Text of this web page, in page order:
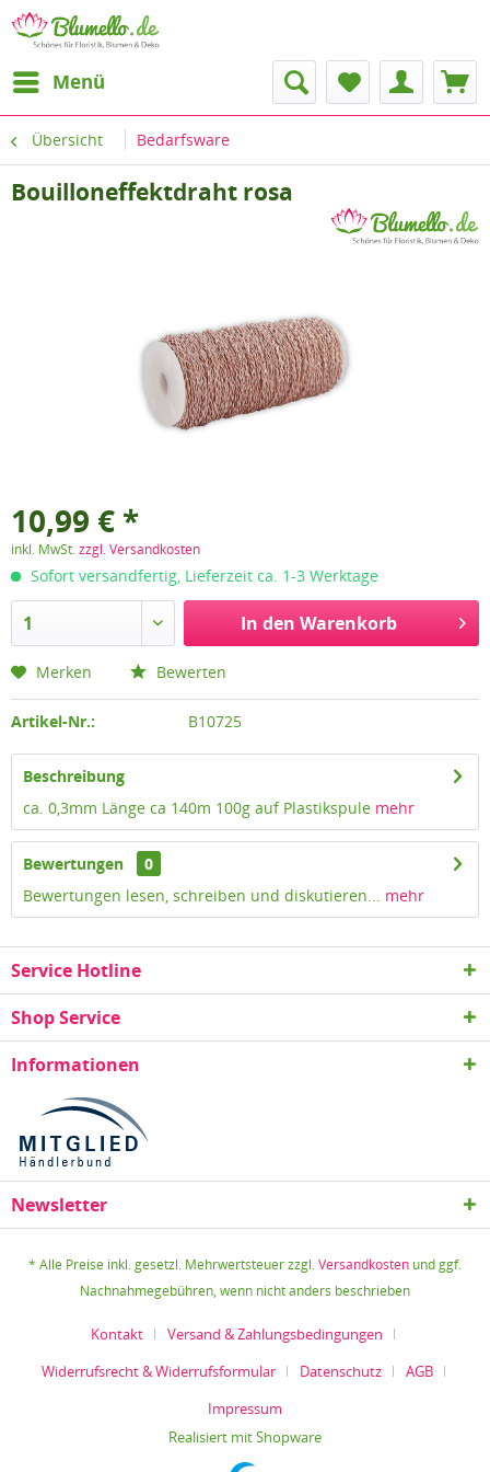
Menü
Übersicht Bedarfsware
Bouilloneffektdraht rosa
10,99 € *
inkl. MwSt.zzgl. Versandkosten
Sofort versandfertig, Lieferzeit ca. 1-3 Werktage
In den Warenkorb
Merken Bewerten
Artikel-Nr.: B10725
Beschreibung
ca. 0,3mm Länge ca 140m 100g auf Plastikspule mehr
Bewertungen
0
Bewertungen lesen, schreiben und diskutieren... mehr
Service Hotline
Shop Service
Informationen
Newsletter
* Alle Preise inkl. gesetzl. Mehrwertsteuer zzgl.Versandkosten und ggf.
Nachnahmegebühren, wenn nicht anders beschrieben
Kontakt
Versand & Zahlungsbedingungen
Widerrufsrecht & Widerrufsformular
Datenschutz
AGB
Impressum
Realisiert mit Shopware